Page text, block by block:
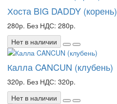
Хоста BIG DADDY (корень)
280р. Без НДС: 280р.
Нет в наличии
Калла CANCUN (клубень)
320р. Без НДС: 320р.
Нет в наличии